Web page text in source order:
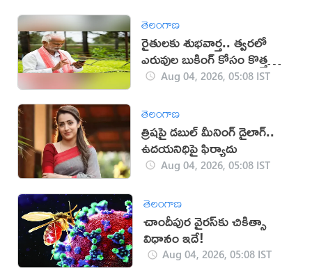
తెలంగాణ
రైతులకు శుభవార్త.. త్వరలో
ఎరువుల బుకింగ్ కోసం కొత్త
యాప్Aug 04, 2026, 05:08 IST
తెలంగాణ
త్రిషపై డబుల్ మీనింగ్ డైలాగ్..
ఉదయనిధిపై ఫిర్యాదు
Aug 04, 2026, 05:08 IST
తెలంగాణ
చాందీపుర వైరస్‌కు చికిత్సా
విధానం ఇదే!
Aug 04, 2026, 05:08 IST